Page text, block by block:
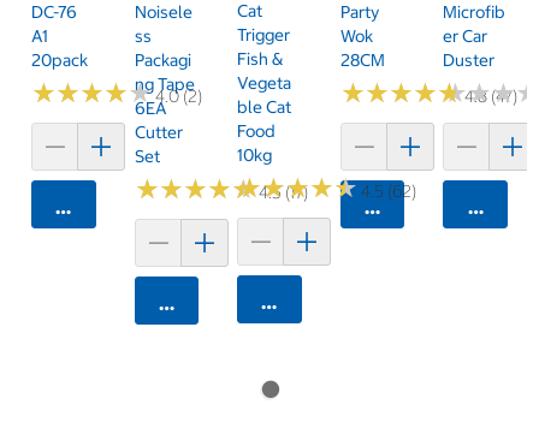
DC-76
A1
20pack
★★★★★
★★★★★4.0 (2)
카트에 담기
Noisele
Ss
Packagi
Ng Tape
6EA
Cutter
Set
★★★★★
★★★★★4.5 (17)
카트에 담기
Cat
Trigger
Fish &
Vegeta
Ble Cat
Food
10kg
★★★★★
★★★★★4.5 (62)
카트에 담기
Party
Wok
28CM
★★★★★
★★★★★4.8 (47)
카트에 담기
Microfib
Er Car
Duster
★★★
★★★
카트에